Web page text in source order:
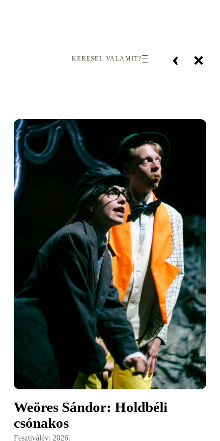
‹ ×
KERESEL VALAMIT?
Weöres Sándor: Holdbéli
csónakos
Fesztiválév: 2026.